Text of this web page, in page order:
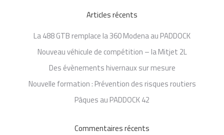
Articles récents
La 488 GTB remplace la 360 Modena au PADDOCK
Nouveau véhicule de compétition – la Mitjet 2L
Des évènements hivernaux sur mesure
Nouvelle formation : Prévention des risques routiers
Pâques au PADDOCK 42
Commentaires récents